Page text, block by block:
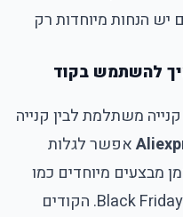
יש הנחות מיוחדות רק
להשתמש בקוד
משתלמת לבין קנייה
אפשר לגלות
מבצעים מיוחדים כמו
יום הרווקים הסיני (11.11) או ה-Black Friday. הקודים